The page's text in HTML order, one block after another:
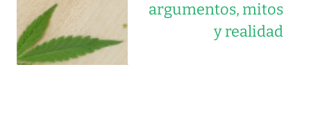
argumentos, mitos
y realidad